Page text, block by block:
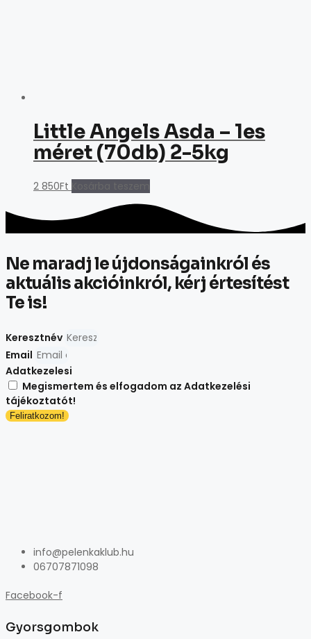
Little Angels Asda – 1es
méret (70db) 2-5kg
2 850Ft
Ne maradj le újdonságainkról és
aktuális akcióinkról, kérj értesítést
Te is!
Keresztnév
Email
Adatkezelesi
Megismertem és elfogadom az Adatkezelési
tájékoztatót!
Feliratkozom!
info@pelenkaklub.hu
06707871098
Facebook-f
Gyorsgombok